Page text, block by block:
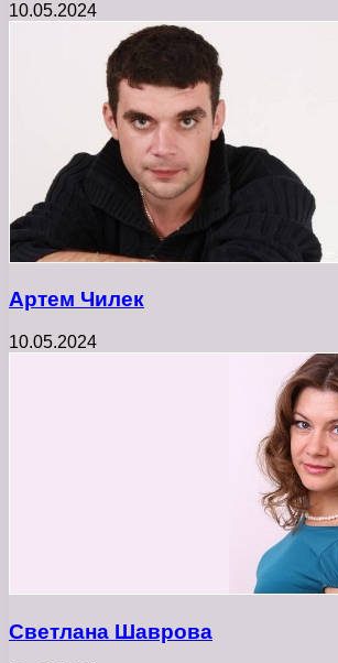
10.05.2024
Артем Чилек
10.05.2024
Светлана Шаврова